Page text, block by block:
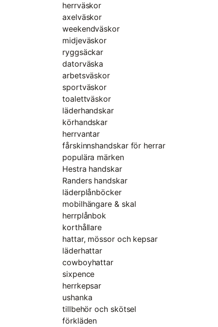
herrväskor
axelväskor
weekendväskor
midjeväskor
ryggsäckar
datorväska
arbetsväskor
sportväskor
toalettväskor
läderhandskar
körhandskar
herrvantar
fårskinnshandskar för herrar
populära märken
Hestra handskar
Randers handskar
läderplånböcker
mobilhängare & skal
herrplånbok
korthållare
hattar, mössor och kepsar
läderhattar
cowboyhattar
sixpence
herrkepsar
ushanka
tillbehör och skötsel
förkläden